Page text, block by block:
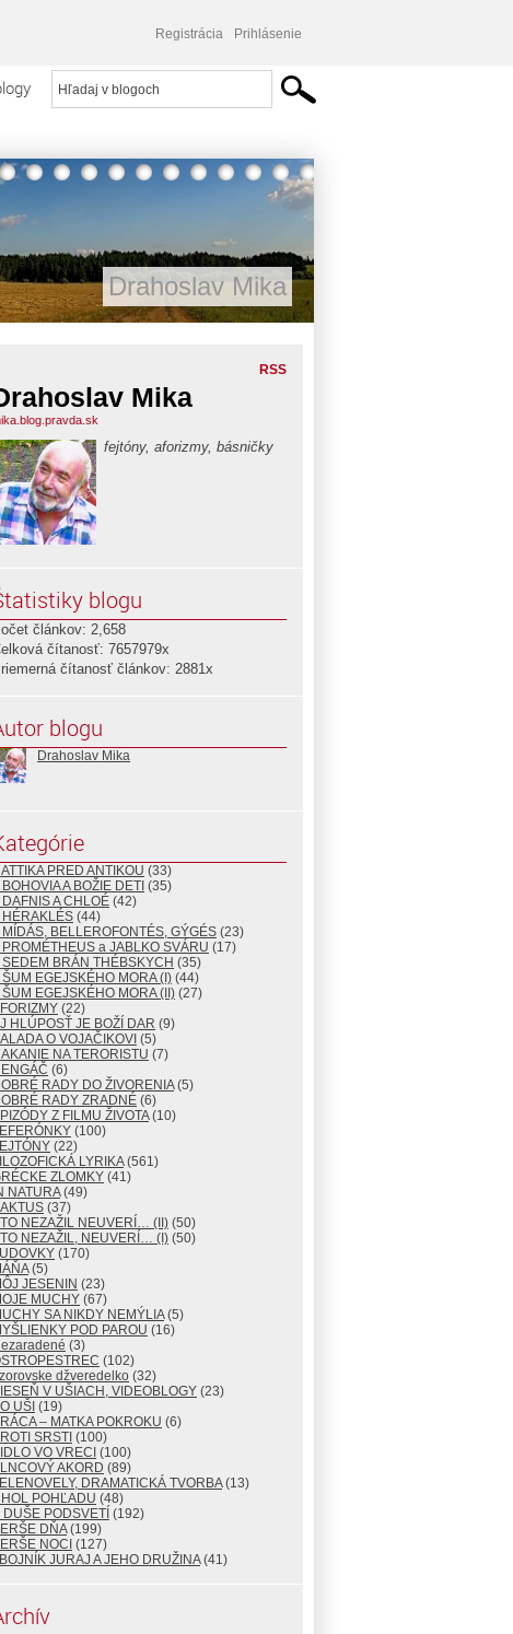
Registrácia Prihlásenie
Drahoslav Mika
RSS
Mika
fejtóny, aforizmy, básničky
blogu
článkov: 2,658
čítanosť: 7657979x
čítanosť článkov: 2881x
blogu
Drahoslav Mika
PRED ANTIKOU (33)
A BOŽIE DETI (35)
A CHLOÉ (42)
HÉRAKLÉS (44)
BELLEROFONTÉS, GÝGÉS (23)
a JABLKO SVÁRU (17)
BRÁN THÉBSKYCH (35)
EGEJSKÉHO MORA (I) (44)
EGEJSKÉHO MORA (II) (27)
(22)
HLÚPOSŤ JE BOŽÍ DAR (9)
O VOJAČIKOVI (5)
NA TERORISTU (7)
(6)
RADY DO ŽIVORENIA(5)
RADY ZRADNÉ (6)
Z FILMU ŽIVOTA(10)
(100)
(22)
LYRIKA(561)
ZLOMKY (41)
NATURA(49)
(37)
NEZAŽIL NEUVERÍ… (II) (50)
NEZAŽIL, NEUVERÍ… (I) (50)
(170)
(5)
JESENIN (23)
MUCHY (67)
SA NIKDY NEMÝLIA(5)
POD PAROU (16)
(3)
(102)
džveredelko (32)
V UŠIACH, VIDEOBLOGY (23)
UŠI (19)
– MATKA POKROKU (6)
SRSTI (100)
VO VRECI (100)
AKORD (89)
DRAMATICKÁ TVORBA(13)
POHĽADU (48)
DUŠE PODSVETÍ (192)
DŇA(199)
NOCI (127)
JURAJ A JEHO DRUŽINA(41)